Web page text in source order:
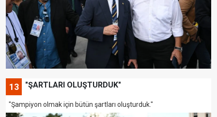
13 "ŞARTLARI OLUŞTURDUK"
"Şampiyon olmak için bütün şartları oluşturduk."